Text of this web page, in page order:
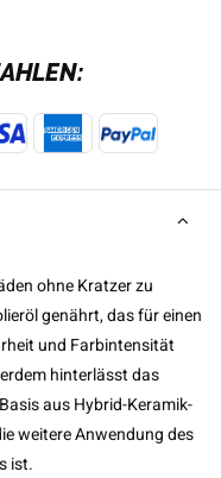
ohne Kratzer zu
genährt, das für einen
und Farbintensität
hinterlässt das
aus Hybrid-Keramik-
weitere Anwendung des
ist.